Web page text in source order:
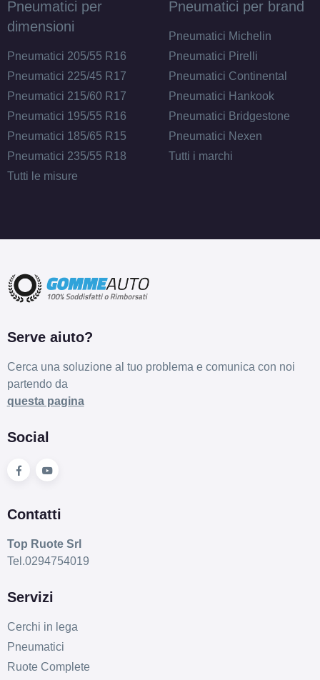
Pneumatici per
dimensioni
Pneumatici 205/55 R16
Pneumatici 225/45 R17
Pneumatici 215/60 R17
Pneumatici 195/55 R16
Pneumatici 185/65 R15
Pneumatici 235/55 R18
Tutti le misure
Pneumatici per brand
Pneumatici Michelin
Pneumatici Pirelli
Pneumatici Continental
Pneumatici Hankook
Pneumatici Bridgestone
Pneumatici Nexen
Tutti i marchi
Serve aiuto?
Cerca una soluzione al tuo problema e comunica con noi
partendo da
questa pagina
Social
Contatti
Top Ruote Srl
Tel.0294754019
Servizi
Cerchi in lega
Pneumatici
Ruote Complete